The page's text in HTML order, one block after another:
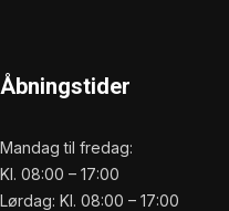
Åbningstider
Mandag til fredag:
Kl. 08:00 – 17:00
Lørdag: Kl. 08:00 – 17:00